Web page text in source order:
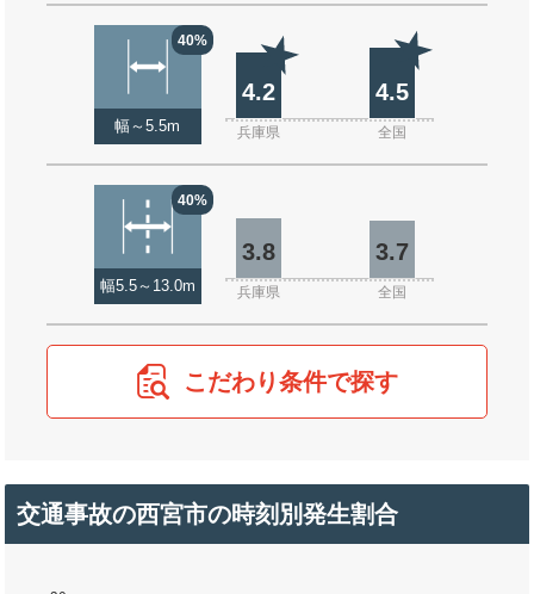
40%
幅～5.5m
4.2 4.5
兵庫県 全国
40%
幅5.5～13.0m
3.8 3.7
兵庫県 全国
こだわり条件で探す
交通事故の西宮市の時刻別発生割合